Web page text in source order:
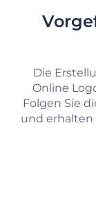
Die
Online
Folgen Sie
und erhalten